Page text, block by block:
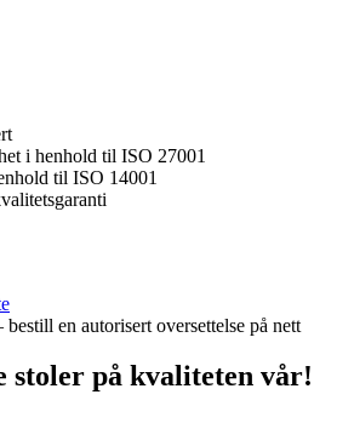
i henhold til ISO 27001
til ISO 14001
bestill en autorisert oversettelse på nett
stoler på kvaliteten vår!